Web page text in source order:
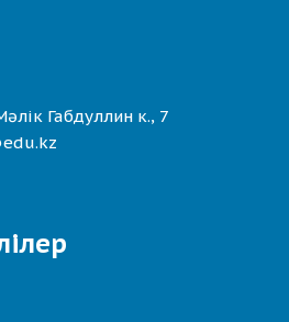
Габдуллин к., 7